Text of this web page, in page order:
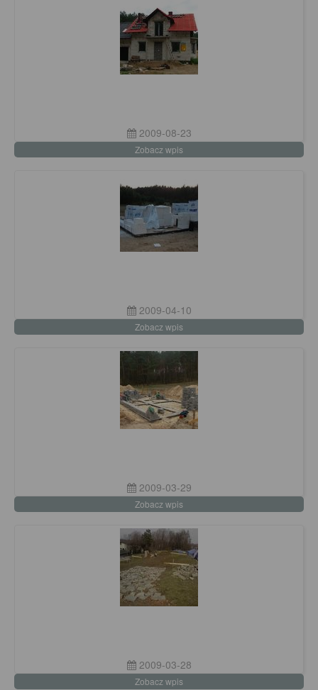
2009-08-23
Zobacz wpis
2009-04-10
Zobacz wpis
2009-03-29
Zobacz wpis
2009-03-28
Zobacz wpis